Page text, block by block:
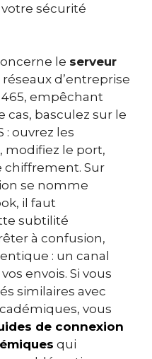
votre sécurité
le serveur
réseaux d’entreprise
empêchant
cas, basculez sur le
: ouvrez les
modifiez le port,
chiffrement. Sur
se nomme
il faut
subtilité
à confusion,
: un canal
envois. Si vous
similaires avec
vous
de connexion
qui